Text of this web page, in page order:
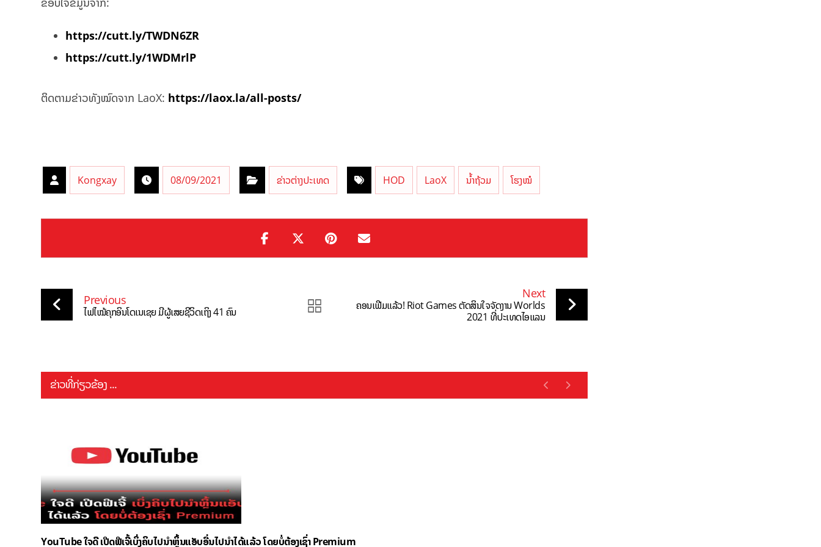
https://cutt.ly/TWDN6ZR
https://cutt.ly/1WDMrlP
ຕິດຕາມຂ່າວທັງໝົດຈາກ LaoX: https://laox.la/all-posts/
Kongxay 08/09/2021 ຂ່າວຕ່າງປະເທດ HOD LaoX ນ້ຳຖ້ວມ ໂຮງໝໍ
Previous
ໄຟໄໝ້ຄຸກອິນໂດເນເຊຍ ມີຜູ້ເສຍຊີວິດເຖິງ 41 ຄົນ
Next
ຄອນເຟີມແລ້ວ! Riot Games ຕັດສິນໃຈຈັດງານ Worlds
2021 ທີ່ປະເທດໄອແລນ
ຂ່າວທີ່ກ່ຽວຂ້ອງ ...
YouTube ໃຈດີ ເປີດຟີເຈີ້ເບິ່ງຄິບໄປນຳຫຼິ້ນແອັບອື່ນໄປນຳໄດ້ແລ້ວ ໂດຍບໍ່ຕ້ອງເຊົ່າ Premium